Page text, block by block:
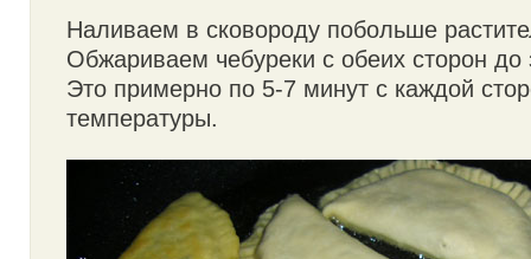
Наливаем в сковороду побольше
Обжариваем чебуреки с обеих сторон до
Это примерно по 5-7 минут с каждой
температуры.